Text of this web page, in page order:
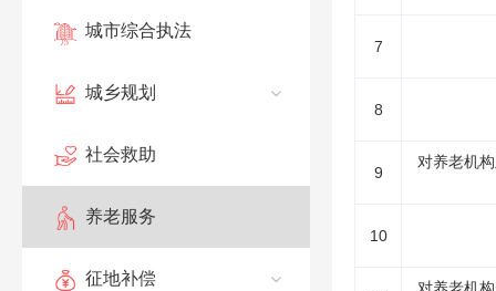
城市综合执法
城乡规划
社会救助
养老服务
征地补偿
7
8
9
对养老机
10